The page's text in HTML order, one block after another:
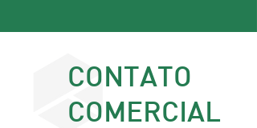
CONTATO
COMERCIAL